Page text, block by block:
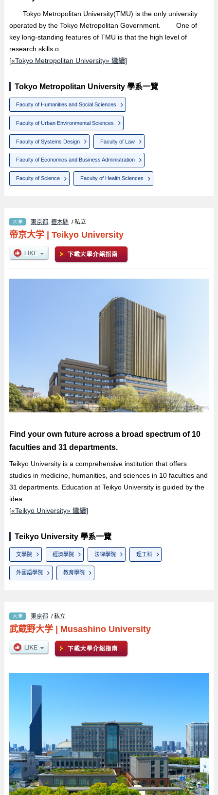
Tokyo Metropolitan University(TMU) is the only university
operated by the Tokyo Metropolitan Government. One of
key long-standing features of TMU is that the high level of
research skills o...
[«Tokyo Metropolitan University» 繼續]
Tokyo Metropolitan University 學系一覽
Faculty of Humanities and Social Sciences
Faculty of Urban Environmental Sciences
Faculty of Systems Design Faculty of Law
Faculty of Economics and Business Administration
Faculty of Science Faculty of Health Sciences
東京都 ,櫪木縣 / 私立
帝京大学| Teikyo University
Find your own future across a broad spectrum of 10
faculties and 31 departments.
Teikyo University is a comprehensive institution that offers
studies in medicine, humanities, and sciences in 10 faculties and
31 departments. Education at Teikyo University is guided by the
idea...
[«Teikyo University» 繼續]
Teikyo University 學系一覽
文學院 經濟學院 法律學院 理工科
外國語學院 教育學院
東京都 / 私立
武蔵野大学| Musashino University